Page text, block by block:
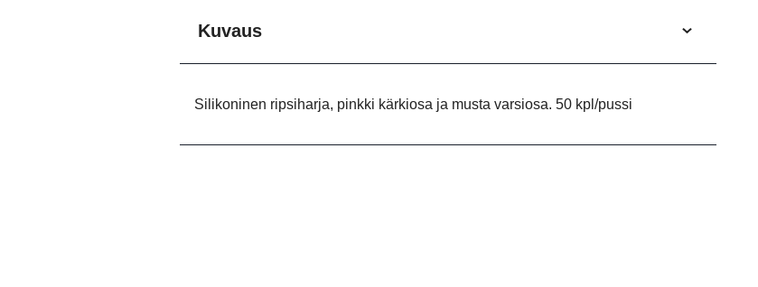
Kuvaus
Silikoninen ripsiharja, pinkki kärkiosa ja musta varsiosa. 50 kpl/pussi